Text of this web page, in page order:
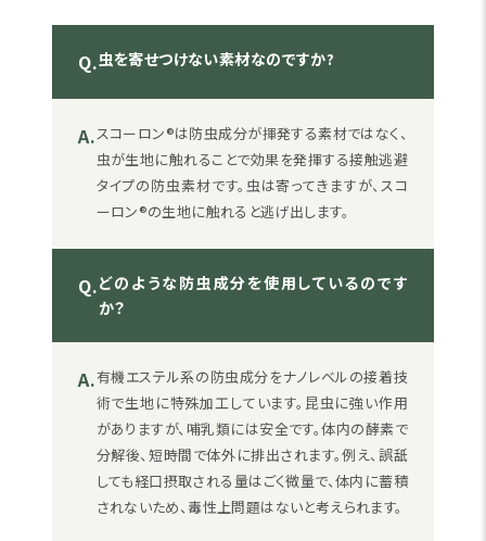
Q.虫を寄せつけない素材なのですか?
A.スコーロン®は防虫成分が揮発する素材ではなく、
虫が生地に触れることで効果を発揮する接触逃避
タイプの防虫素材です。虫は寄ってきますが、スコ
ーロン®の生地に触れると逃げ出します。
Q.どのような防虫成分を使用しているのです
か？
A.有機エステル系の防虫成分をナノレベルの接着技
術で生地に特殊加工しています。昆虫に強い作用
がありますが、哺乳類には安全です。体内の酵素で
分解後、短時間で体外に排出されます。例え、誤舐
しても経口摂取される量はごく微量で、体内に蓄積
されないため、毒性上問題はないと考えられます。